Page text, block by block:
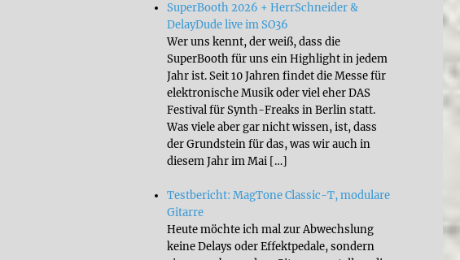
SuperBooth 2026 + HerrSchneider &
DelayDude live im SO36
Wer uns kennt, der weiß, dass die
SuperBooth für uns ein Highlight in jedem
Jahr ist. Seit 10 Jahren findet die Messe für
elektronische Musik oder viel eher DAS
Festival für Synth-Freaks in Berlin statt.
Was viele aber gar nicht wissen, ist, dass
der Grundstein für das, was wir auch in
diesem Jahr im Mai […]
Testbericht: MagTone Classic-T, modulare
Gitarre
Heute möchte ich mal zur Abwechslung
keine Delays oder Effektpedale, sondern